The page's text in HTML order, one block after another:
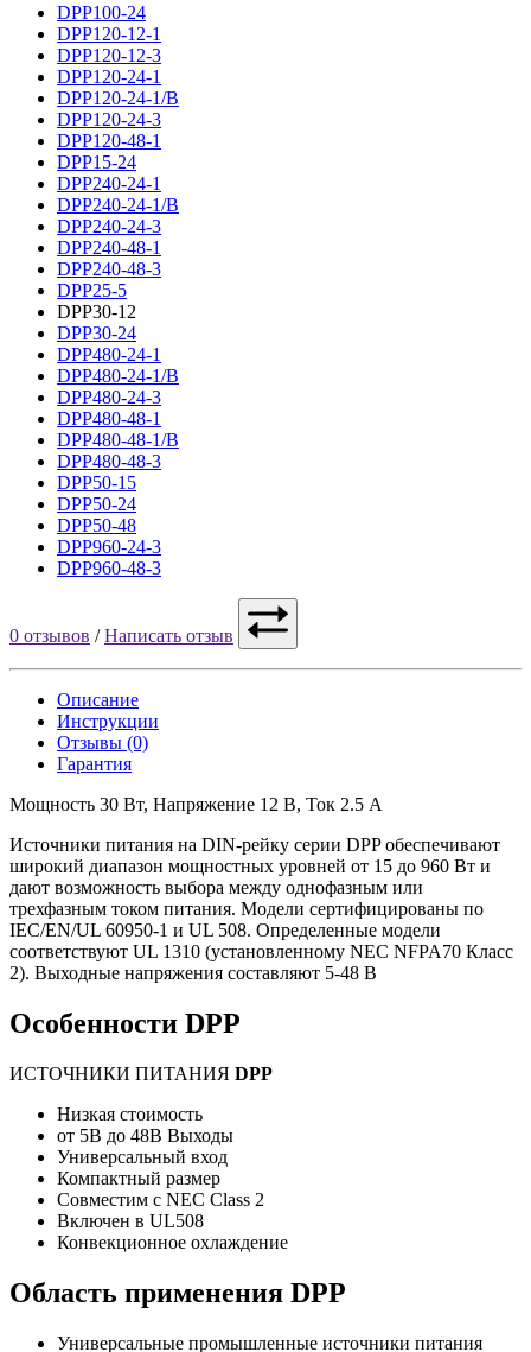
DPP100-24
DPP120-12-1
DPP120-12-3
DPP120-24-1
DPP120-24-1/B
DPP120-24-3
DPP120-48-1
DPP15-24
DPP240-24-1
DPP240-24-1/B
DPP240-24-3
DPP240-48-1
DPP240-48-3
DPP25-5
DPP30-12
DPP30-24
DPP480-24-1
DPP480-24-1/B
DPP480-24-3
DPP480-48-1
DPP480-48-1/B
DPP480-48-3
DPP50-15
DPP50-24
DPP50-48
DPP960-24-3
DPP960-48-3
0 отзывов /Написать отзыв
Описание
Инструкции
Отзывы (0)
Гарантия
Мощность 30 Вт, Напряжение 12 В, Ток 2.5 А
Источники питания на DIN-рейку серии DPP обеспечивают
широкий диапазон мощностных уровней от 15 до 960 Вт и
дают возможность выбора между однофазным или
трехфазным током питания. Модели сертифицированы по
IEC/EN/UL 60950-1 и UL 508. Определенные модели
соответствуют UL 1310 (установленному NEC NFPA70 Класс
2). Выходные напряжения составляют 5-48 В
Особенности DPP
ИСТОЧНИКИ ПИТАНИЯ DPP
Низкая стоимость
от 5В до 48В Выходы
Универсальный вход
Компактный размер
Совместим с NEC Class 2
Включен в UL508
Конвекционное охлаждение
Область применения DPP
Универсальные промышленные источники питания